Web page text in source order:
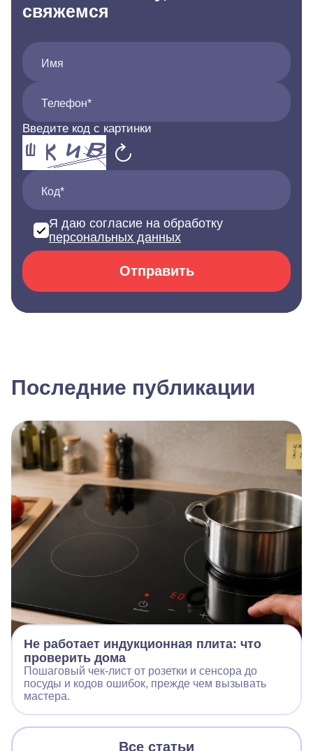
свяжемся
Имя
Телефон*
Введите код с картинки
Код*
Я даю согласие на обработку
персональных данных
Отправить
Последние публикации
Не работает индукционная плита: что
проверить дома
Пошаговый чек‑лист от розетки и сенсора до
посуды и кодов ошибок, прежде чем вызывать
мастера.
Все статьи